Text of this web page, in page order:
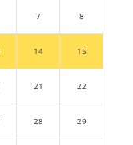
7 8
14 15
21 22
28 29